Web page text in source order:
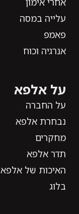
עלייה במסה
פאמפ
אנרגיה וכוח
על אלפא
על החברה
נבחרת אלפא
מחקרים
תדר אלפא
האיכות של אלפא
בלוג